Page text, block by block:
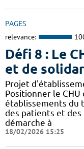
PAGES
relevance:
Défi 8 : Le
et de
Projet
Positionner le CHU
établissements du
des patients et
démarche à
18/02/2026 15:25